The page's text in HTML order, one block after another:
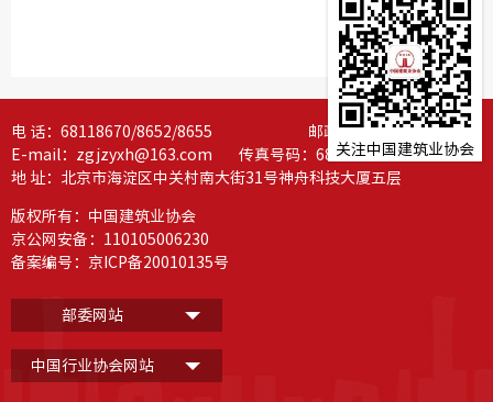
电 话：68118670/8652/8655 邮政编码：100081
E-mail：zgjzyxh@163.com 传真号码：68118654
地 址：北京市海淀区中关村南大街31号神舟科技大厦五层
版权所有：中国建筑业协会
京公网安备：110105006230
备案编号： 京ICP备20010135号
部委网站
中国行业协会网站
关注中国建筑业协会